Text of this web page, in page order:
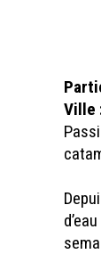
Ville